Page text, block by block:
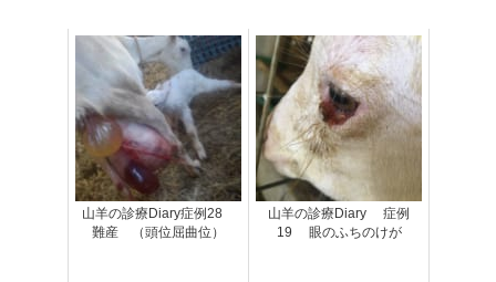
山羊の診療Diary症例28
難産 （頭位屈曲位）
山羊の診療Diary 症例
19 眼のふちのけが